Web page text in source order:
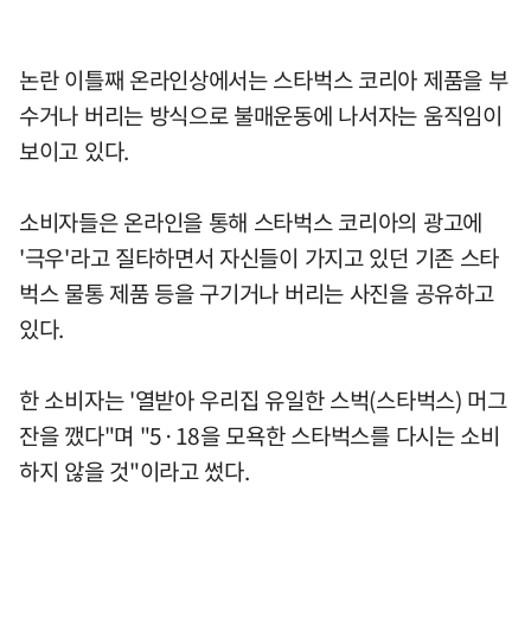
논란 이틀째 온라인상에서는 스타벅스 코리아 제품을 부
수거나 버리는 방식으로 불매운동에 나서자는 움직임이
보이고 있다.
소비자들은 온라인을 통해 스타벅스 코리아의 광고에
'극우'라고 질타하면서 자신들이 가지고 있던 기존 스타
벅스 물통 제품 등을 구기거나 버리는 사진을 공유하고
있다.
한 소비자는 '열받아 우리집 유일한 스벅(스타벅스) 머그
잔을 깼다"며 "5·18을 모욕한 스타벅스를 다시는 소비
하지 않을 것"이라고 썼다.